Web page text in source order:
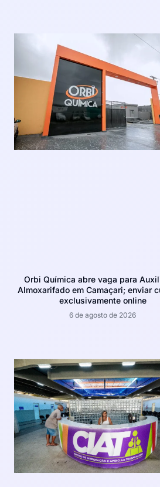
Orbi Química abre vaga para
Almoxarifado em Camaçari; enviar
exclusivamente online
6 de agosto de 2026